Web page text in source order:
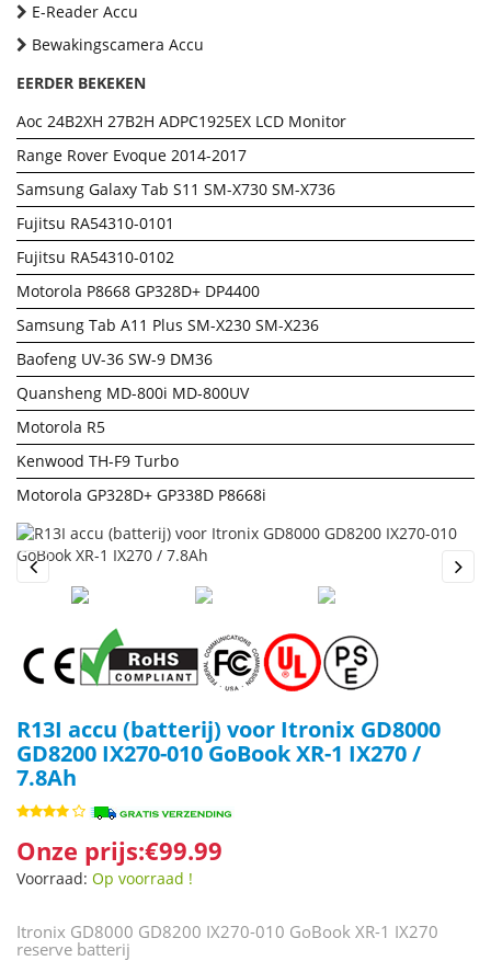
E-Reader Accu
Bewakingscamera Accu
EERDER BEKEKEN
Aoc 24B2XH 27B2H ADPC1925EX LCD Monitor
Range Rover Evoque 2014-2017
Samsung Galaxy Tab S11 SM-X730 SM-X736
Fujitsu RA54310-0101
Fujitsu RA54310-0102
Motorola P8668 GP328D+ DP4400
Samsung Tab A11 Plus SM-X230 SM-X236
Baofeng UV-36 SW-9 DM36
Quansheng MD-800i MD-800UV
Motorola R5
Kenwood TH-F9 Turbo
Motorola GP328D+ GP338D P8668i
Previous
R13I accu (batterij) voor Itronix GD8000
GD8200 IX270-010 GoBook XR-1 IX270 /
7.8Ah
Onze prijs:€99.99
Voorraad: Op voorraad !
Itronix GD8000 GD8200 IX270-010 GoBook XR-1 IX270
reserve batterij